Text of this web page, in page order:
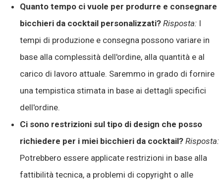
Quanto tempo ci vuole per produrre e consegnare
bicchieri da cocktail personalizzati? Risposta: I
tempi di produzione e consegna possono variare in
base alla complessità dell'ordine, alla quantità e al
carico di lavoro attuale. Saremmo in grado di fornire
una tempistica stimata in base ai dettagli specifici
dell'ordine.
Ci sono restrizioni sul tipo di design che posso
richiedere per i miei bicchieri da cocktail? Risposta:
Potrebbero essere applicate restrizioni in base alla
fattibilità tecnica, a problemi di copyright o alle